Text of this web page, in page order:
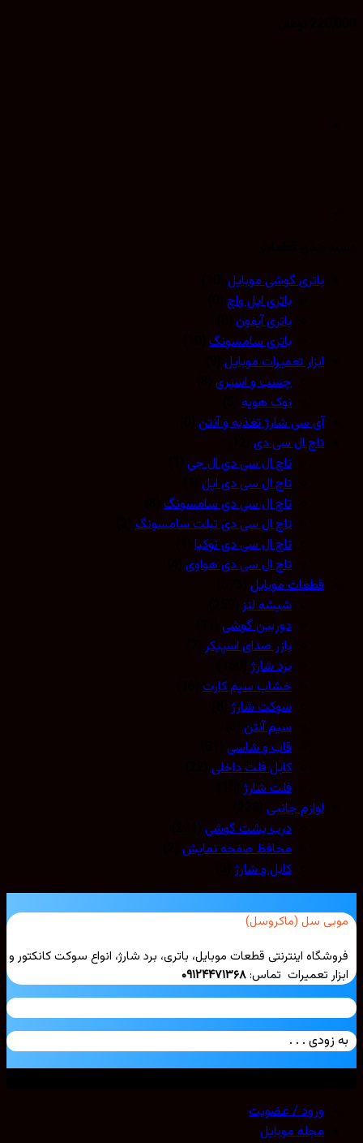
باتری گوشی موبایل(10)
باتری اپل واچ(0)
باتری آیفون(0)
باتری سامسونگ(10)
ابزار تعمیرات موبایل(9)
چسب و اسپری(3)
نوک هویه(5)
آی سی شارژ تغذیه و آنتن(0)
تاچ ال سی دی(12)
تاچ ال سی دی ال جی(1)
تاچ ال سی دی اپل(1)
تاچ ال سی دی سامسونگ(3)
تاچ ال سی دی تبلت سامسونگ(2)
تاچ ال سی دی نوکیا (1)
تاچ ال سی دی هواوی(4)
قطعات موبایل(573)
شیشه لنز(259)
دوربین گوشی(11)
بازر صدای اسپیکر(7)
برد شارژ(150)
خشاب سیم کارت(16)
سوکت شارژ(8)
سیم آنتن(3)
قاب و شاسی(81)
کابل فلت داخلی(22)
فلت شارژ(16)
لوازم جانبی(228)
درب پشت گوشی(221)
محافظ صفحه نمایش(2)
کابل و شارژ(5)
سل (ماکروسل)
اینترنتی قطعات موبایل، باتری، برد شارژ، انواع سوکت کانکتور و
تعمیرات تماس:۰۹۱۲۴۴۷۱۳۶۸
زودی . . .
ورود / عضویت
مجله موبایل